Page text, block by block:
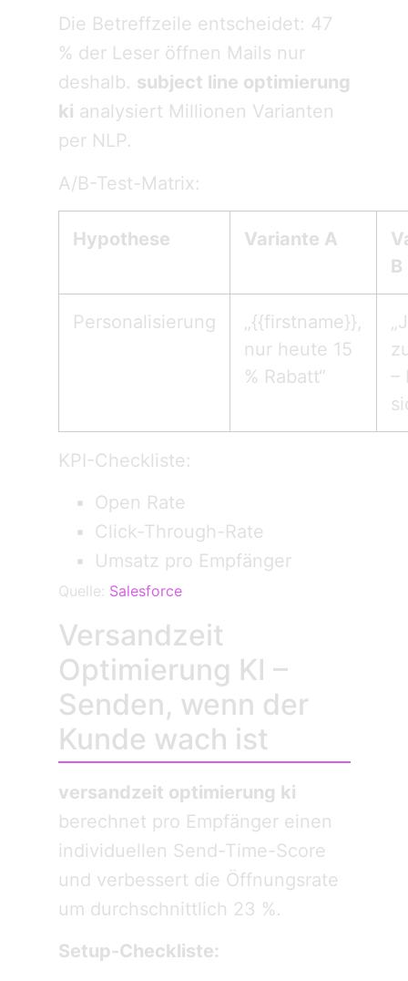
Die Betreffzeile entscheidet: 47
% der Leser öffnen Mails nur
deshalb. subject line optimierung
ki analysiert Millionen Varianten
per NLP.
A/B-Test-Matrix:
Hypothese Variante A
B
Personalisierung
„{{firstname}},
nur heute 15
% Rabatt“
–
KPI-Checkliste:
Open Rate
Click-Through-Rate
Umsatz pro Empfänger
Quelle: Salesforce
Versandzeit
Optimierung KI –
Senden, wenn der
Kunde wach ist
versandzeit optimierung ki
berechnet pro Empfänger einen
individuellen Send-Time-Score
und verbessert die Öffnungsrate
um durchschnittlich 23 %.
Setup-Checkliste: